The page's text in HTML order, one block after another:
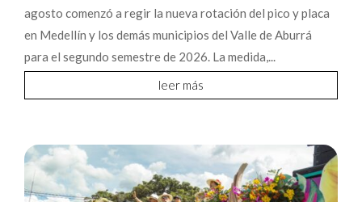
agosto comenzó a regir la nueva rotación del pico y placa
en Medellín y los demás municipios del Valle de Aburrá
para el segundo semestre de 2026. La medida,...
leer más